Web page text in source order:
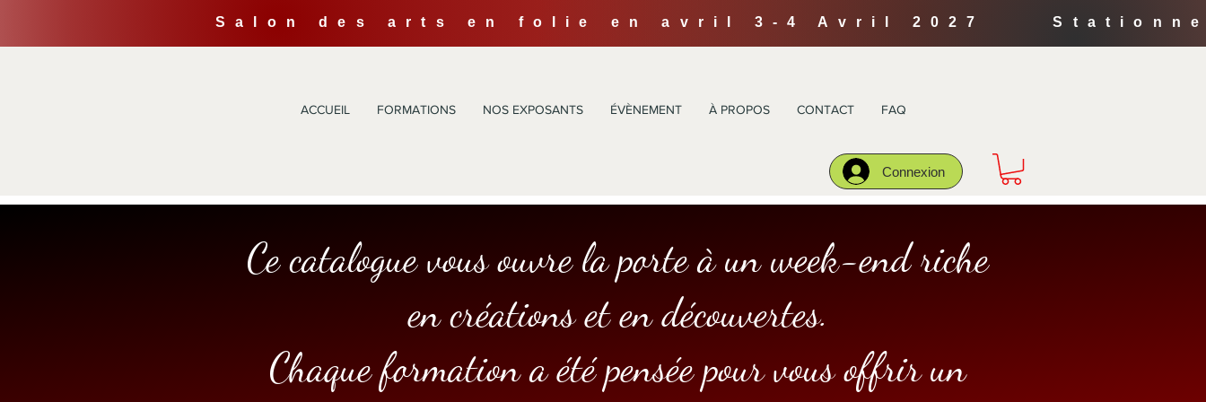
Salon des arts en folie en avril 3-4 Avril 2027
ACCUEIL FORMATIONS NOS EXPOSANTS ÉVÈNEMENT À PROPOS CONTACT FAQ
Connexion
Ce catalogue vous ouvre la porte à un week-end riche
en créations et en découvertes.
Chaque formation a été pensée pour vous offrir un